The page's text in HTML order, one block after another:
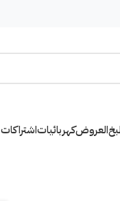
العروضكهربائياتاشتراكات